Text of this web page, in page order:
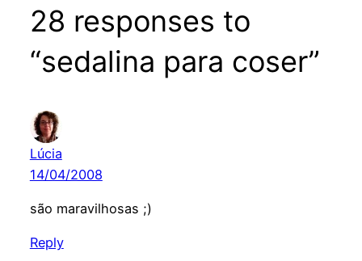
28 responses to
“sedalina para coser”
Lúcia
14/04/2008
são maravilhosas ;)
Reply